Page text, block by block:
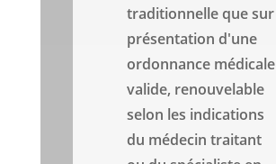
traditionnelle que sur
présentation d'une
ordonnance médicale
valide, renouvelable
selon les indications
du médecin traitant